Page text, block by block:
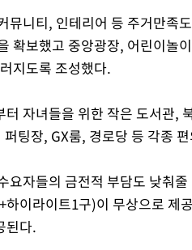
뮤니티, 인테리어 등 주거만족
확보했고 중앙광장, 어린이놀
지도록 조성했다.
자녀들을 위한 작은 도서관,
팅장, GX룸, 경로당 등 각종
요자들의 금전적 부담도 낮춰
이라이트1구)이 무상으로 제
된다.